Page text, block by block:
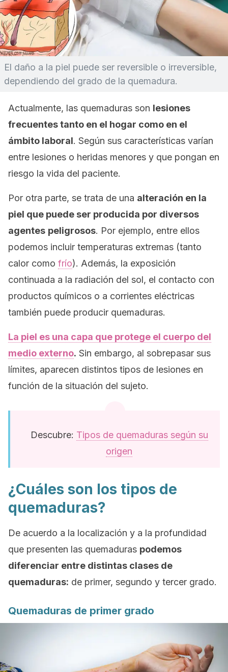
El daño a la piel puede ser reversible o irreversible,
dependiendo del grado de la quemadura.
Actualmente, las quemaduras son lesiones
frecuentes tanto en el hogar como en el
ámbito laboral. Según sus características varían
entre lesiones o heridas menores y que pongan en
riesgo la vida del paciente.
Por otra parte, se trata de una alteración en la
piel que puede ser producida por diversos
agentes peligrosos. Por ejemplo, entre ellos
podemos incluir temperaturas extremas (tanto
calor como frío). Además, la exposición
continuada a la radiación del sol, el contacto con
productos químicos o a corrientes eléctricas
también puede producir quemaduras.
La piel es una capa que protege el cuerpo del
medio externo. Sin embargo, al sobrepasar sus
límites, aparecen distintos tipos de lesiones en
función de la situación del sujeto.
Descubre: Tipos de quemaduras según su
origen
¿Cuáles son los tipos de
quemaduras?
De acuerdo a la localización y a la profundidad
que presenten las quemaduras podemos
diferenciar entre distintas clases de
quemaduras: de primer, segundo y tercer grado.
Quemaduras de primer grado